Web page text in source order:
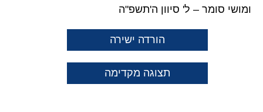
ומושי סומר – ל' סיוון ה'תשפ"ה
הורדה ישירה
תצוגה מקדימה